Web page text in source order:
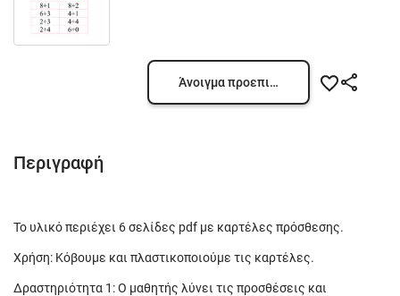
Άνοιγμα προεπισκόπησης
Περιγραφή
Το υλικό περιέχει 6 σελίδες pdf με καρτέλες πρόσθεσης.
Χρήση: Κόβουμε και πλαστικοποιούμε τις καρτέλες.
Δραστηριότητα 1: Ο μαθητής λύνει τις προσθέσεις και